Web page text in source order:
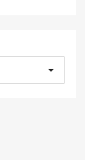
arrow_drop_down